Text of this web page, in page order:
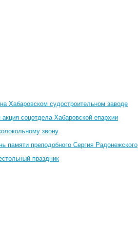
Хабаровском судостроительном заводе
соцотдела Хабаровской епархии
звону
памяти преподобного Сергия Радонежского
праздник